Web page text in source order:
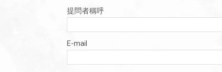
提問者稱呼
E-mail